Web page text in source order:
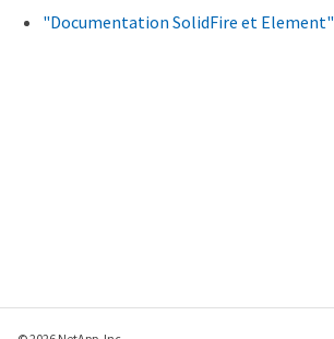
"Documentation SolidFire et Element"